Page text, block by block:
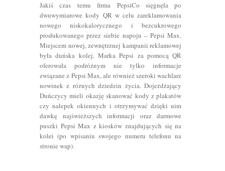
Jakiś czas temu firma PepsiCo sięgnęła po
dwuwymiarowe kody QR w celu zareklamowania
nowego niskokalorycznego i bezcukrowego
produkowanego przez siebie napoju – Pepsi Max.
Miejscem nowej, zewnętrznej kampanii reklamowej
była duńska kolej. Marka Pepsi za pomocą QR
oferowała podróżnym nie tylko informacje
związane z Pepsi Max, ale również szeroki wachlarz
nowinek z różnych dziedzin życia. Dojeżdżający
Duńczycy mieli okazję skanować kody z plakatów
czy nalepek okiennych i otrzymywać dzięki nim
dawkę najświeższych informacji oraz darmowe
puszki Pepsi Max z kiosków znajdujących się na
kolei (po wpisaniu swojego numeru telefonu na
stronie wap).